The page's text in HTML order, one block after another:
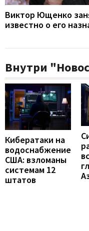
Виктор Ющенко
известно о его
Внутри
Кибератаки на
водоснабжение
США: взломаны
системам 12
штатов